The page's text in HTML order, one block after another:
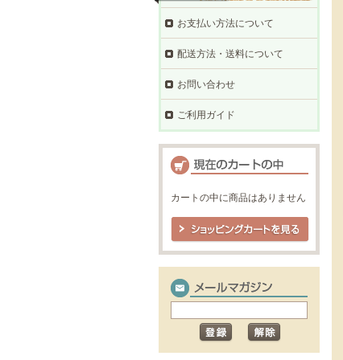
お支払い方法について
配送方法・送料について
お問い合わせ
ご利用ガイド
カートの中に商品はありません